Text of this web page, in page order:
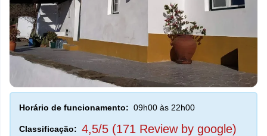
Horário de funcionamento: 09h00 às 22h00
Classificação: 4,5/5 (171 Review by google)